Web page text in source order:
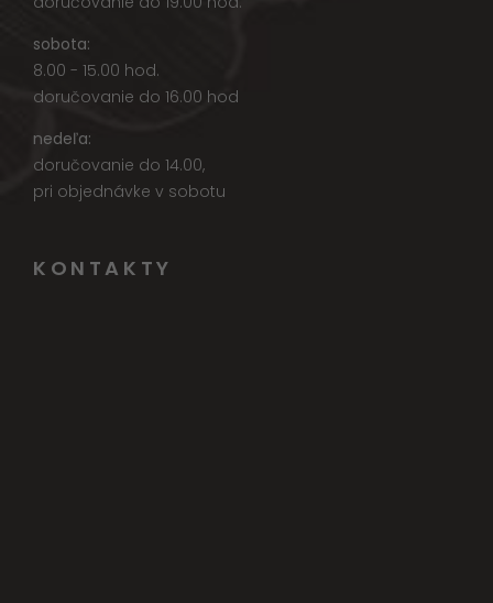
sobota:
8.00 - 15.00 hod.
doručovanie do 16.00 hod
nedeľa:
doručovanie do 14.00,
pri objednávke v sobotu
KONTAKTY